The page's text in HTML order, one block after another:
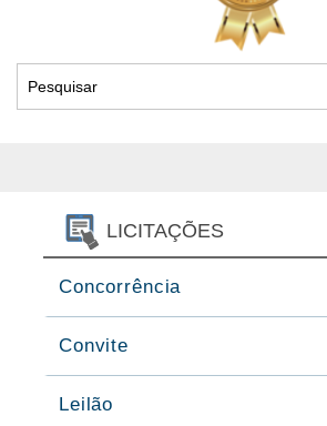
LICITAÇÕES
Concorrência
Convite
Leilão